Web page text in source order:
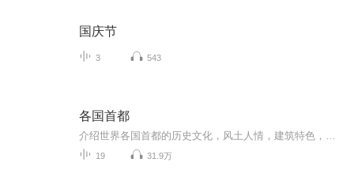
国庆节
3 543
各国首都
19 31.9万